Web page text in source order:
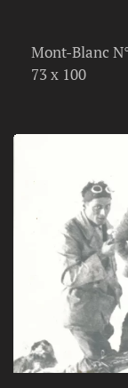
Mont-Blanc
73 x 100